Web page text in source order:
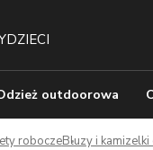
DZIECI
outdoorowa
roboczeBluzy i kamizelki